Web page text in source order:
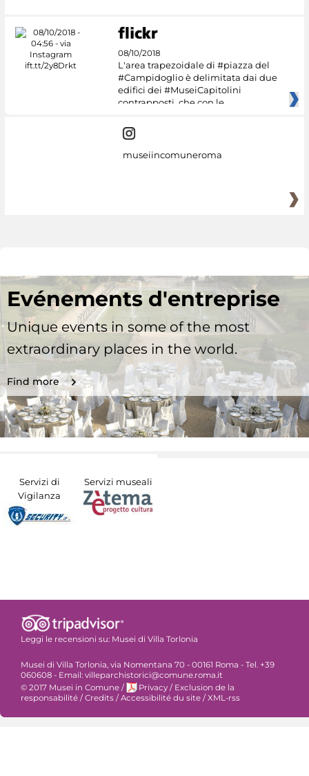
08/10/2018
L'area trapezoidale di #piazza del
#Campidoglio è delimitata dai due
edifici dei #MuseiCapitolini
contrapposti, che con le
museiincomuneroma
Evénements d'entreprise
Unique events in some of the most
extraordinary places in the world.
Find more
Servizi di
Vigilanza
Servizi museali
Leggi le recensioni su: Musei di Villa Torlonia
Musei di Villa Torlonia, via Nomentana 70 - 00161 Roma - Tel. +39
060608 - Email: villeparchistorici@comune.roma.it
© 2017 Musei in Comune / Privacy / Exclusion de la
responsabilité / Credits / Accessibilité du site / XML-rss